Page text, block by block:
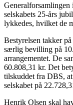
Generalforsamlingen
selskabets 25-års
lykkedes, hvilket de
Bestyrelsen takker
særlig bevilling på
arrangementet. De
60.808,31 kr. Det
tilskuddet fra DBS,
selskabet på
Henrik Olsen skal